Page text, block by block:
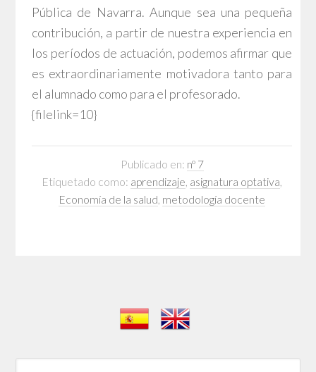
Pública de Navarra. Aunque sea una pequeña
contribución, a partir de nuestra experiencia en
los períodos de actuación, podemos afirmar que
es extraordinariamente motivadora tanto para
el alumnado como para el profesorado.
{filelink=10}
Publicado en: nº 7
Etiquetado como: aprendizaje asignatura optativa
Economía de la salud metodología docente